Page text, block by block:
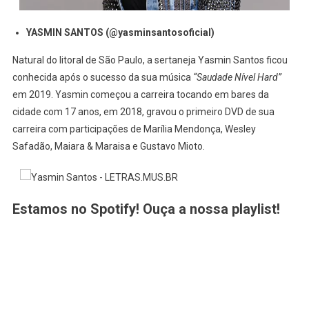
YASMIN SANTOS (@yasminsantosoficial)
Natural do litoral de São Paulo, a sertaneja Yasmin Santos ficou
conhecida após o sucesso da sua música “Saudade Nível Hard”
em 2019. Yasmin começou a carreira tocando em bares da
cidade com 17 anos, em 2018, gravou o primeiro DVD de sua
carreira com participações de Marília Mendonça, Wesley
Safadão, Maiara & Maraisa e Gustavo Mioto.
Estamos no Spotify! Ouça a nossa playlist!